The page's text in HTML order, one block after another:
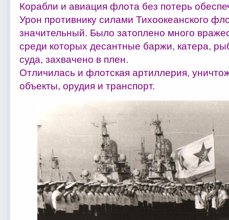
Корабли и авиация флота без потерь
Урон противнику силами Тихоокеанского
значительный. Было затоплено много
среди которых десантные баржи, катера,
суда, захвачено в плен.
Отличилась и флотская артиллерия,
объекты, орудия и транспорт.